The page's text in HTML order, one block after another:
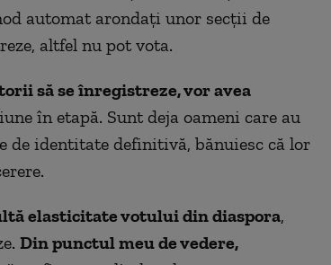
automat arondați unor secții de
altfel nu pot vota.
să se înregistreze, vor avea
în etapă. Sunt deja oameni care au
de identitate definitivă, bănuiesc că lor
elasticitate votului din diaspora,
Din punctul meu de vedere,